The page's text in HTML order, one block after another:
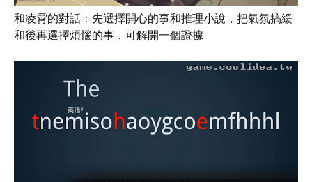
和凌霄的對話：先選擇開心的事和推理小說，把氣氛搞緩
和後再選擇煩惱的事，可解開一個證據